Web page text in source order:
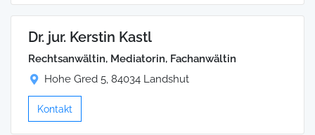
Dr. jur. Kerstin Kastl
Rechtsanwältin, Mediatorin, Fachanwältin
Hohe Gred 5, 84034 Landshut
Kontakt